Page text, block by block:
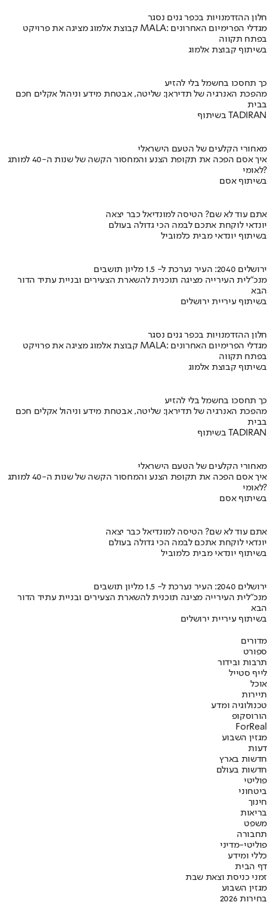
חלון ההזדמנויות בכפר גנים נסגר
קבוצת אלמוג מציגה את פרויקט MALA: מגדלי הפרימיום האחרונים
בפתח תקווה
בשיתוף קבוצת אלמוג
כך תחסכו בחשמל בלי להזיע
מהפכת האנרגיה של תדיראן: שליטה, אבטחת מידע וניהול אקלים חכם
בבית
בשיתוף TADIRAN
מאחורי הקלעים של הטעם הישראלי
איך אסם הפכה את תקופת הצנע והמחסור הקשה של שנות ה-40 למותג
לאומי?
בשיתוף אסם
אתם עוד לא שם? הטיסה למונדיאל כבר יצאה
יונדאי לוקחת אתכם לבמה הכי גדולה בעולם
בשיתוף יונדאי מבית כלמוביל
ירושלים 2040: העיר נערכת ל- 1.5 מליון תושבים
מנכ"לית העירייה מציגה תוכנית להשארת הצעירים ובניית עתיד הדור
הבא
בשיתוף עיריית ירושלים
חלון ההזדמנויות בכפר גנים נסגר
קבוצת אלמוג מציגה את פרויקט MALA: מגדלי הפרימיום האחרונים
בפתח תקווה
בשיתוף קבוצת אלמוג
כך תחסכו בחשמל בלי להזיע
מהפכת האנרגיה של תדיראן: שליטה, אבטחת מידע וניהול אקלים חכם
בבית
בשיתוף TADIRAN
מאחורי הקלעים של הטעם הישראלי
איך אסם הפכה את תקופת הצנע והמחסור הקשה של שנות ה-40 למותג
לאומי?
בשיתוף אסם
אתם עוד לא שם? הטיסה למונדיאל כבר יצאה
יונדאי לוקחת אתכם לבמה הכי גדולה בעולם
בשיתוף יונדאי מבית כלמוביל
ירושלים 2040: העיר נערכת ל- 1.5 מליון תושבים
מנכ"לית העירייה מציגה תוכנית להשארת הצעירים ובניית עתיד הדור
הבא
בשיתוף עיריית ירושלים
מדורים
ספורט
תרבות ובידור
לייף סטייל
אוכל
תיירות
טכנולוגיה ומדע
הורוסקופ
ForReal
מגזין השבוע
דעות
חדשות בארץ
חדשות בעולם
פוליטי
ביטחוני
חינוך
בריאות
משפט
תחבורה
פוליטי-מדיני
כללי ומידע
דף הבית
זמני כניסת וצאת שבת
מגזין השבוע
בחירות 2026